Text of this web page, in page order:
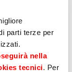
parti terze per
nella
tecnici. Per